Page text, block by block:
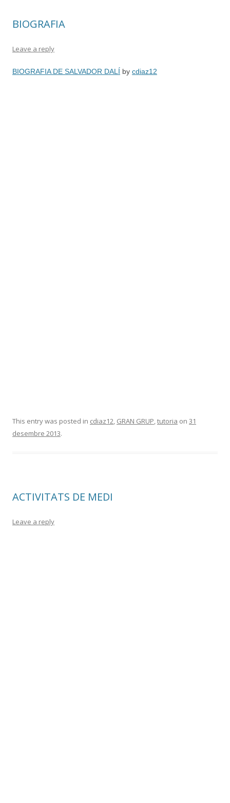
BIOGRAFIA
Leave a reply
BIOGRAFIA DE SALVADOR DALÍ by cdiaz12
This entry was posted in cdiaz12, GRAN GRUP,tutoria on 31
desembre 2013.
ACTIVITATS DE MEDI
Leave a reply